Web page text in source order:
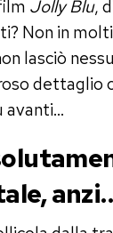
Jolly Blu,
Non in
lasciò
dettaglio
avanti…